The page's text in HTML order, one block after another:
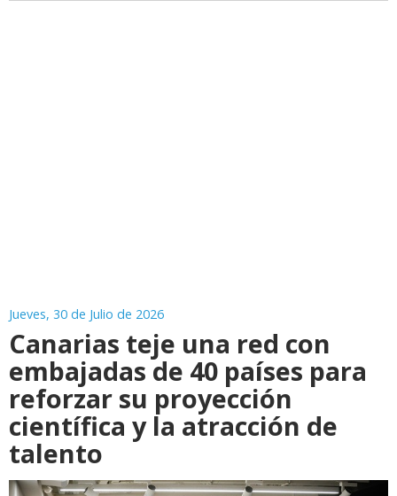
Jueves, 30 de Julio de 2026
Canarias teje una red con
embajadas de 40 países para
reforzar su proyección
científica y la atracción de
talento